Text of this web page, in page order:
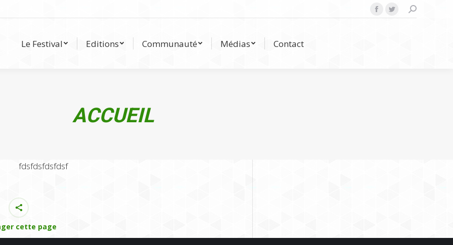
Facebook
TwitterSearch:
Le Festival Editions Communauté Médias Contact
ACCUEIL
fdsfdsfdsfdsf
cette page
Le Festival Editions Communauté Médias Contact